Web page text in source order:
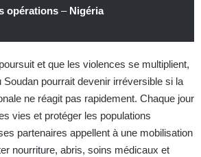
opérations– Nigéria
et que les violences se multiplient,
Soudan pourrait devenir irréversible si la
ne réagit pas rapidement. Chaque jour
vies et protéger les populations
partenaires appellent à une mobilisation
nourriture, abris, soins médicaux et